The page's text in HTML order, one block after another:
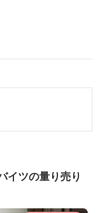
イツの量り売り